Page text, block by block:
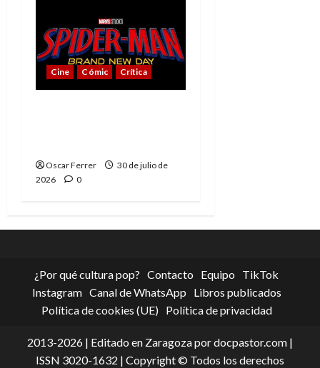
Cine Cómic Crítica
Oscar Ferrer
30 de julio de
2026
0
¿Por qué cultura pop? Contacto Equipo
TikTok
Instagram Canal de WhatsApp
Libros publicados
Política de cookies (UE)
Política de privacidad
2013-2026 | Editado en Zaragoza por docpastor.com |
ISSN 3020-1632 | Copyright © Todos los derechos